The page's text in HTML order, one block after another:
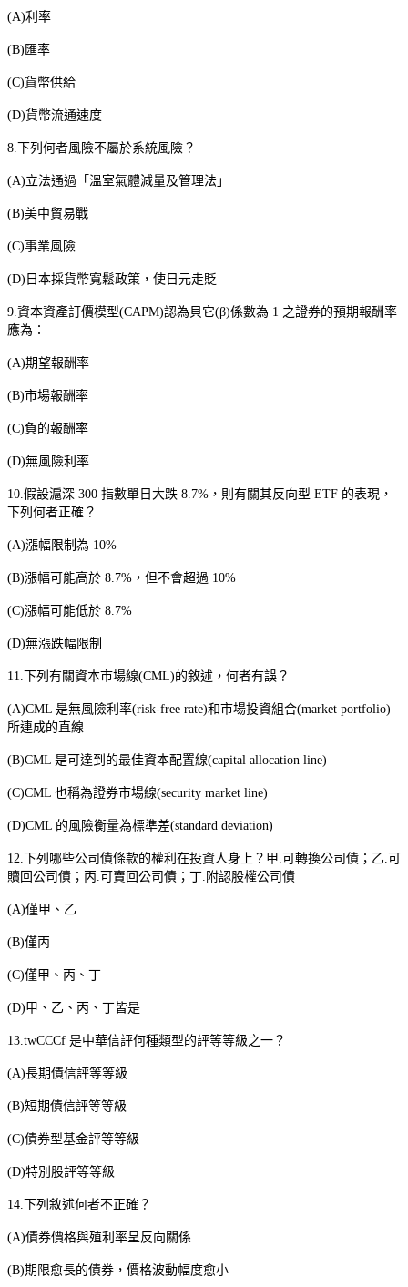
(A)利率
(B) 匯率
(C)貨幣供給
(D)貨幣流通速度
8. 下列何者風險不屬於系統風險？
(A)立法通過「溫室氣體減量及管理法」
(B)美中貿易戰
(C)事業風險
(D) 日本採貨幣寬鬆政策，使日元走貶
9. 資本資產訂價模型(CAPM)認為貝它(β)係數為 1 之證券的預期報酬率
應為：
(A)期望報酬率
(B)市場報酬率
(C)負的報酬率
(D)無風險利率
10. 假設滬深 300 指數單日大跌 8.7% ，則有關其反向型 ETF 的表現，
下列何者正確？
(A)漲幅限制為 10%
(B)漲幅可能高於 8.7% ，但不會超過 10%
(C)漲幅可能低於 8.7%
(D)無漲跌幅限制
11. 下列有關資本市場線(CML)的敘述，何者有誤？
(A)CML 是無風險利率(risk-free rate)和市場投資組合(market portfolio)
所連成的直線
(B)CML 是可達到的最佳資本配置線(capital allocation line)
(C)CML 也稱為證券市場線(security market line)
(D)CML 的風險衡量為標準差(standard deviation)
12. 下列哪些公司債條款的權利在投資人身上？甲 可轉換公司債；乙 可
贖回公司債；丙 可賣回公司債；丁 附認股權公司債
(A)僅甲、乙
(B)僅丙
(C)僅甲、丙、丁
(D)甲、乙、丙、丁皆是
13.twCCCf 是中華信評何種類型的評等等級之一？
(A)長期債信評等等級
(B)短期債信評等等級
(C)債券型基金評等等級
(D)特別股評等等級
14. 下列敘述何者不正確？
(A)債券價格與殖利率呈反向關係
(B)期限愈長的債券，價格波動幅度愈小